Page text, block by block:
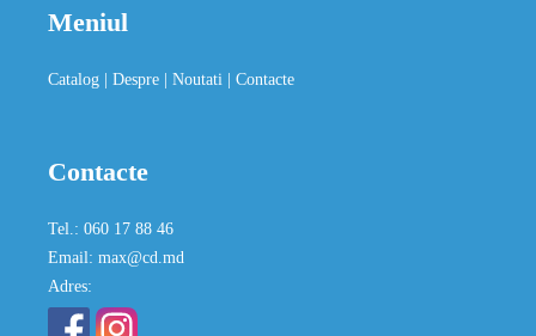
Meniul
Catalog | Despre | Noutati | Contacte
Contacte
Tel.: 060 17 88 46
Email: max@cd.md
Adres: